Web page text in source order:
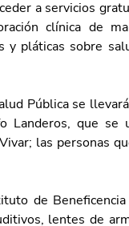
a servicios
clínica de
y pláticas sobre
Pública se
Landeros, que
las personas
de
lentes de